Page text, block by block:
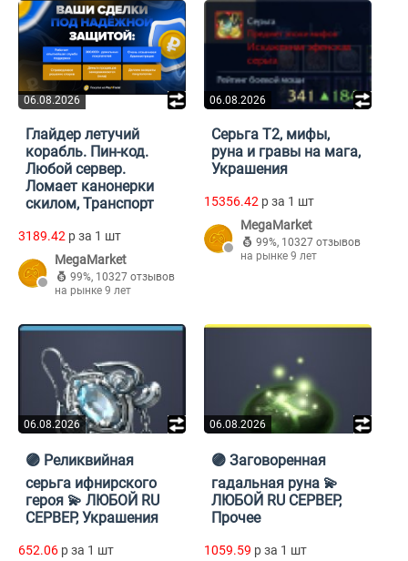
06.08.2026
Глайдер летучий
корабль. Пин-код.
Любой сервер.
Ломает канонерки
скилом, Транспорт
3189.42 p за 1 шт
MegaMarket
99%, 10327 отзывов
на рынке 9 лет
06.08.2026
Серьга Т2, мифы,
руна и гравы на мага,
Украшения
15356.42 p за 1 шт
MegaMarket
99%, 10327 отзывов
на рынке 9 лет
06.08.2026
🟣 Реликвийная
серьга ифнирского
героя 💫 ЛЮБОЙ RU
СЕРВЕР, Украшения
652.06 p за 1 шт
06.08.2026
🟣 Заговоренная
гадальная руна 💫
ЛЮБОЙ RU СЕРВЕР,
Прочее
1059.59 p за 1 шт